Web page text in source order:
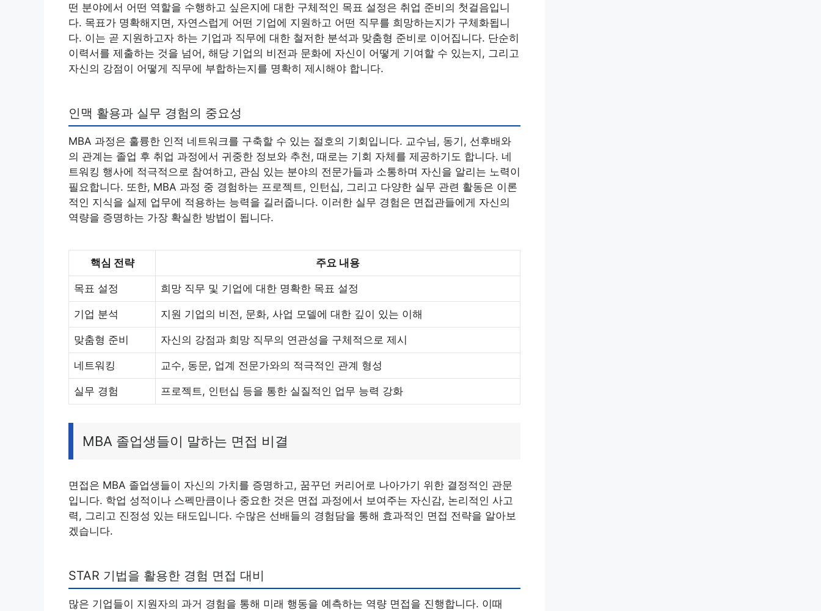
떤 분야에서 어떤 역할을 수행하고 싶은지에 대한 구체적인 목표 설정은 취업 준비의 첫걸음입니
다. 목표가 명확해지면, 자연스럽게 어떤 기업에 지원하고 어떤 직무를 희망하는지가 구체화됩니
다. 이는 곧 지원하고자 하는 기업과 직무에 대한 철저한 분석과 맞춤형 준비로 이어집니다. 단순히
이력서를 제출하는 것을 넘어, 해당 기업의 비전과 문화에 자신이 어떻게 기여할 수 있는지, 그리고
자신의 강점이 어떻게 직무에 부합하는지를 명확히 제시해야 합니다.
인맥 활용과 실무 경험의 중요성
MBA 과정은 훌륭한 인적 네트워크를 구축할 수 있는 절호의 기회입니다. 교수님, 동기, 선후배와
의 관계는 졸업 후 취업 과정에서 귀중한 정보와 추천, 때로는 기회 자체를 제공하기도 합니다. 네
트워킹 행사에 적극적으로 참여하고, 관심 있는 분야의 전문가들과 소통하며 자신을 알리는 노력이
필요합니다. 또한, MBA 과정 중 경험하는 프로젝트, 인턴십, 그리고 다양한 실무 관련 활동은 이론
적인 지식을 실제 업무에 적용하는 능력을 길러줍니다. 이러한 실무 경험은 면접관들에게 자신의
역량을 증명하는 가장 확실한 방법이 됩니다.
핵심 전략 주요 내용
목표 설정 희망 직무 및 기업에 대한 명확한 목표 설정
기업 분석 지원 기업의 비전, 문화, 사업 모델에 대한 깊이 있는 이해
맞춤형 준비 자신의 강점과 희망 직무의 연관성을 구체적으로 제시
네트워킹 교수, 동문, 업계 전문가와의 적극적인 관계 형성
실무 경험 프로젝트, 인턴십 등을 통한 실질적인 업무 능력 강화
MBA 졸업생들이 말하는 면접 비결
면접은 MBA 졸업생들이 자신의 가치를 증명하고, 꿈꾸던 커리어로 나아가기 위한 결정적인 관문
입니다. 학업 성적이나 스펙만큼이나 중요한 것은 면접 과정에서 보여주는 자신감, 논리적인 사고
력, 그리고 진정성 있는 태도입니다. 수많은 선배들의 경험담을 통해 효과적인 면접 전략을 알아보
겠습니다.
STAR 기법을 활용한 경험 면접 대비
많은 기업들이 지원자의 과거 경험을 통해 미래 행동을 예측하는 역량 면접을 진행합니다. 이때